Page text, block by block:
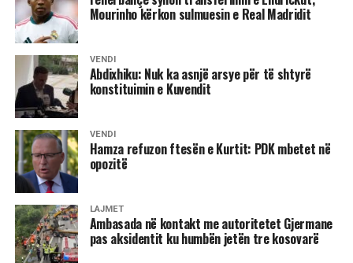
Mourinho kërkon sulmuesin e Real Madridit
VENDI
Abdixhiku: Nuk ka asnjë arsye për të shtyrë
konstituimin e Kuvendit
VENDI
Hamza refuzon ftesën e Kurtit: PDK mbetet në
opozitë
LAJMET
Ambasada në kontakt me autoritetet Gjermane
pas aksidentit ku humbën jetën tre kosovarë